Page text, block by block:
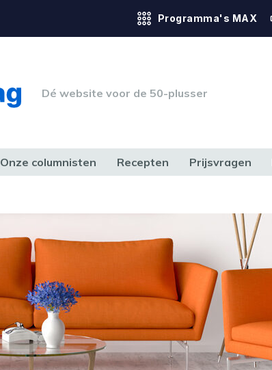
Programma's MAX
Dé website voor de 50-plusser
Onze columnisten Recepten Prijsvragen